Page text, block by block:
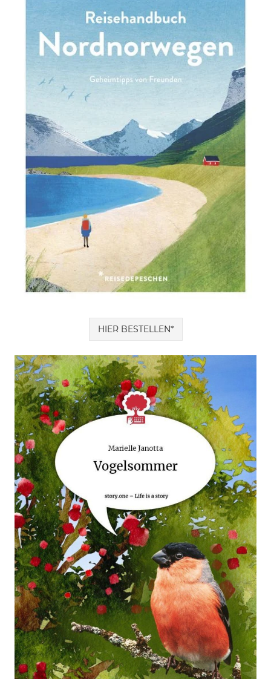
HIER BESTELLEN*